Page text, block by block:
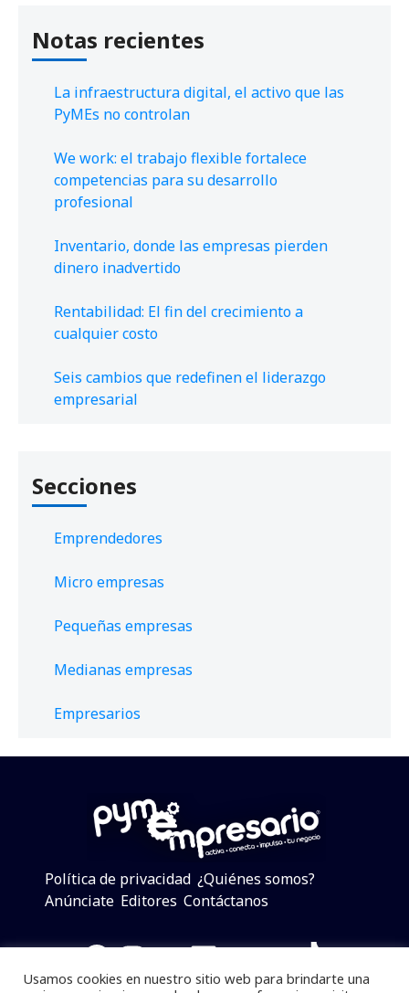
Notas recientes
La infraestructura digital, el activo que las
PyMEs no controlan
We work: el trabajo flexible fortalece
competencias para su desarrollo
profesional
Inventario, donde las empresas pierden
dinero inadvertido
Rentabilidad: El fin del crecimiento a
cualquier costo
Seis cambios que redefinen el liderazgo
empresarial
Secciones
Emprendedores
Micro empresas
Pequeñas empresas
Medianas empresas
Empresarios
Política de privacidad ¿Quiénes somos?
Anúnciate Editores Contáctanos
Facebook
Instagram
Twitter
LinkedIn
Telegram
YouTube
TikTok
Usamos cookies en nuestro sitio web para brindarte una